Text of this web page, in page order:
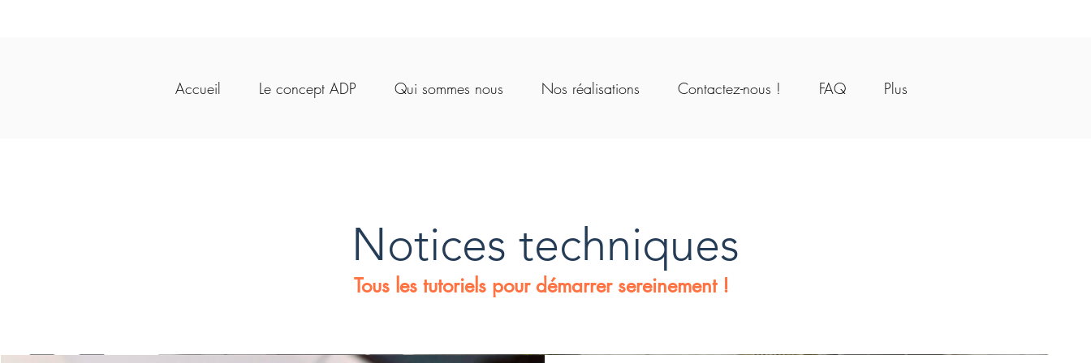
Accueil Le concept ADP Qui sommes nous Nos réalisations Contactez-nous ! FAQ Plus
Notices techniques
Tous les tutoriels pour démarrer sereinement !